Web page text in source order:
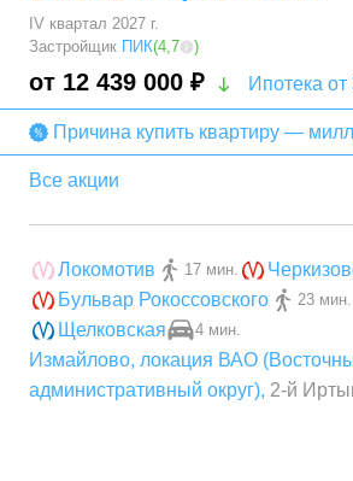
IV квартал 2027 г.
Застройщик ПИК(4,7 )
от 12 439 000 ₽ Ипотека
Причина купить квартиру —
компании «ПИК»
Все акции
Локомотив 17 мин.
Бульвар Рокоссовского 23 мин.
Щелковская 4 мин.
Измайлово, локация ВАО
административный округ), 2-й